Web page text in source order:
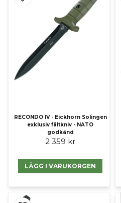
RECONDO IV - Eickhorn Solingen
exklusiv fältkniv - NATO
godkänd
2 359 kr
LÄGG I VARUKORGEN